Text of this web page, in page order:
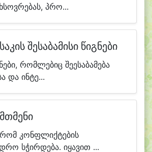
პრო...
შესაბამისი წიგნები
რომლებიც შეესაბამება
და ინტე...
კონფლიქტების
სჭირდება. იყავით ...